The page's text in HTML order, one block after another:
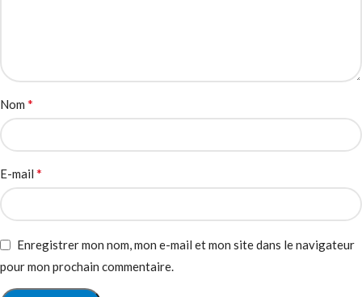
Nom *
E-mail *
Enregistrer mon nom, mon e-mail et mon site dans le navigateur
pour mon prochain commentaire.